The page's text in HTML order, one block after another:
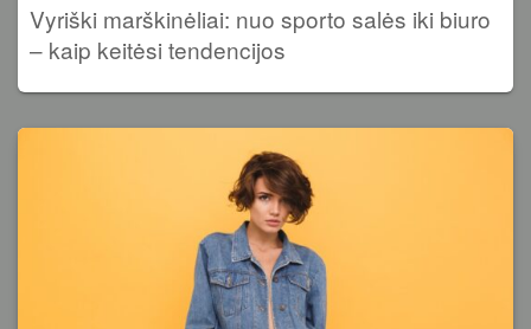
Vyriški marškinėliai: nuo sporto salės iki biuro
– kaip keitėsi tendencijos